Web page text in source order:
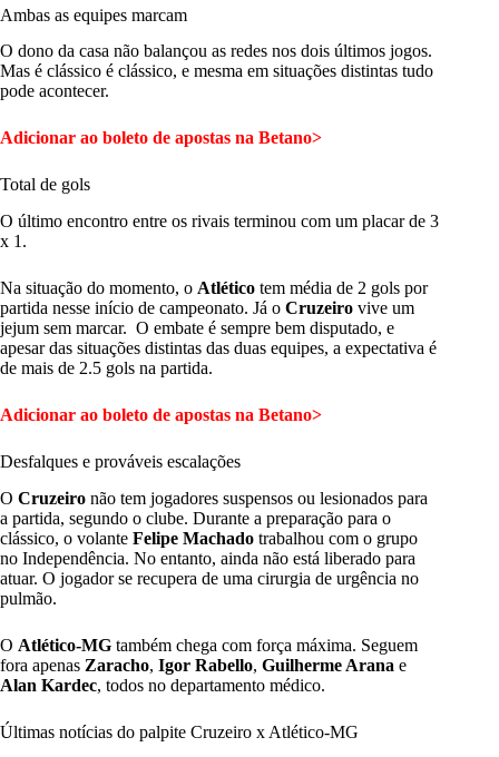
Ambas as equipes marcam
O dono da casa não balançou as redes nos dois últimos jogos.
Mas é clássico é clássico, e mesma em situações distintas tudo
pode acontecer.
Adicionar ao boleto de apostas na Betano>
Total de gols
O último encontro entre os rivais terminou com um placar de 3
x 1.
Na situação do momento, o Atlético tem média de 2 gols por
partida nesse início de campeonato. Já o Cruzeiro vive um
jejum sem marcar. O embate é sempre bem disputado, e
apesar das situações distintas das duas equipes, a expectativa é
de mais de 2.5 gols na partida.
Adicionar ao boleto de apostas na Betano>
Desfalques e prováveis escalações
O Cruzeiro não tem jogadores suspensos ou lesionados para
a partida, segundo o clube. Durante a preparação para o
clássico, o volante Felipe Machado trabalhou com o grupo
no Independência. No entanto, ainda não está liberado para
atuar. O jogador se recupera de uma cirurgia de urgência no
pulmão.
O Atlético-MG também chega com força máxima. Seguem
fora apenas Zaracho, Igor Rabello, Guilherme Arana e
Alan Kardec, todos no departamento médico.
Últimas notícias do palpite Cruzeiro x Atlético-MG